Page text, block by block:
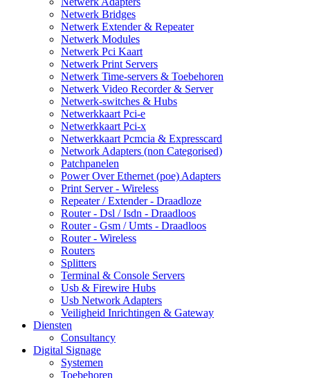
Netwerk Bridges
Netwerk Extender & Repeater
Netwerk Modules
Netwerk Pci Kaart
Netwerk Print Servers
Netwerk Time-servers & Toebehoren
Netwerk Video Recorder & Server
Netwerk-switches & Hubs
Netwerkkaart Pci-e
Netwerkkaart Pci-x
Netwerkkaart Pcmcia & Expresscard
Network Adapters (non Categorised)
Patchpanelen
Power Over Ethernet (poe) Adapters
Print Server - Wireless
Repeater / Extender - Draadloze
Router - Dsl / Isdn - Draadloos
Router - Gsm / Umts - Draadloos
Router - Wireless
Routers
Splitters
Terminal & Console Servers
Usb & Firewire Hubs
Usb Network Adapters
Veiligheid Inrichtingen & Gateway
Diensten
Consultancy
Digital Signage
Systemen
Toebehoren